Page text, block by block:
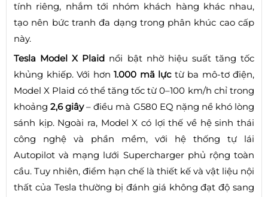
tính riêng, nhắm tới nhóm khách hàng khác nhau,
tạo nên bức tranh đa dạng trong phân khúc cao cấp
này.
Tesla Model X Plaid nổi bật nhờ hiệu suất tăng tốc
khủng khiếp. Với hơn 1.000 mã lựctừ ba mô-tơ điện,
Model X Plaid có thể tăng tốc từ 0–100 km/h chỉ trong
khoảng2,6 giây– điều mà G580 EQ nặng nề khó lòng
sánh kịp. Ngoài ra, Model X có lợi thế về hệ sinh thái
công nghệ và phần mềm, với hệ thống tự lái
Autopilot và mạng lưới Supercharger phủ rộng toàn
cầu. Tuy nhiên, điểm hạn chế là thiết kế và vật liệu nội
thất của Tesla thường bị đánh giá không đạt độ sang